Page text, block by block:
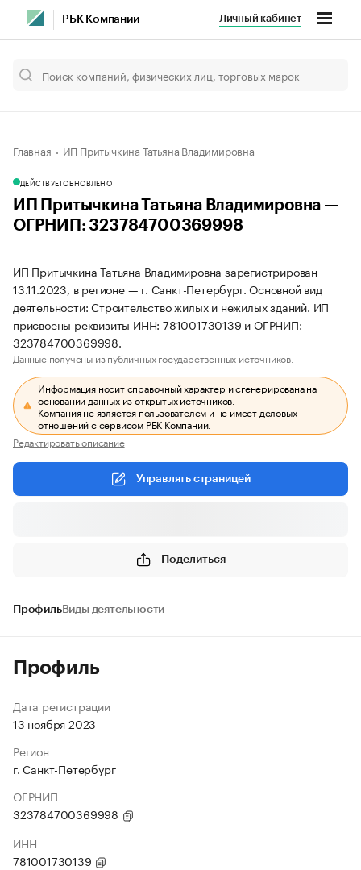
РБК Компании Личный кабинет
Главная ИП Притычкина Татьяна Владимировна
ДЕЙСТВУЕТОБНОВЛЕНО
ИП Притычкина Татьяна Владимировна —
ОГРНИП: 323784700369998
ИП Притычкина Татьяна Владимировна зарегистрирован
13.11.2023, в регионе — г. Санкт-Петербург. Основной вид
деятельности: Строительство жилых и нежилых зданий. ИП
присвоены реквизиты ИНН: 781001730139 и ОГРНИП:
323784700369998.
Данные получены из публичных государственных источников.
Информация носит справочный характер и сгенерирована на
основании данных из открытых источников.
Компания не является пользователем и не имеет деловых
отношений с сервисом РБК Компании.
Редактировать описание
Управлять страницей
Поделиться
ПрофильВиды деятельности
Профиль
Дата регистрации
13 ноября 2023
Регион
г. Санкт-Петербург
ОГРНИП
323784700369998
ИНН
781001730139